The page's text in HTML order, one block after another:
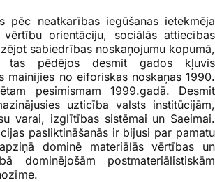
pēc neatkarības iegūšanas ietekmēja
orientāciju, sociālās attiecības
sabiedrības noskaņojumu kopumā,
pēdējos desmit gados kļuvis
mainījies no eiforiskas noskaņas 1990.
pesimismam 1999.gadā. Desmit
uzticība valsts institūcijām,
varai, izglītības sistēmai un Saeimai.
pasliktināšanās ir bijusi par pamatu
dominē materiālās vērtības un
dominējošām postmateriālistiskām